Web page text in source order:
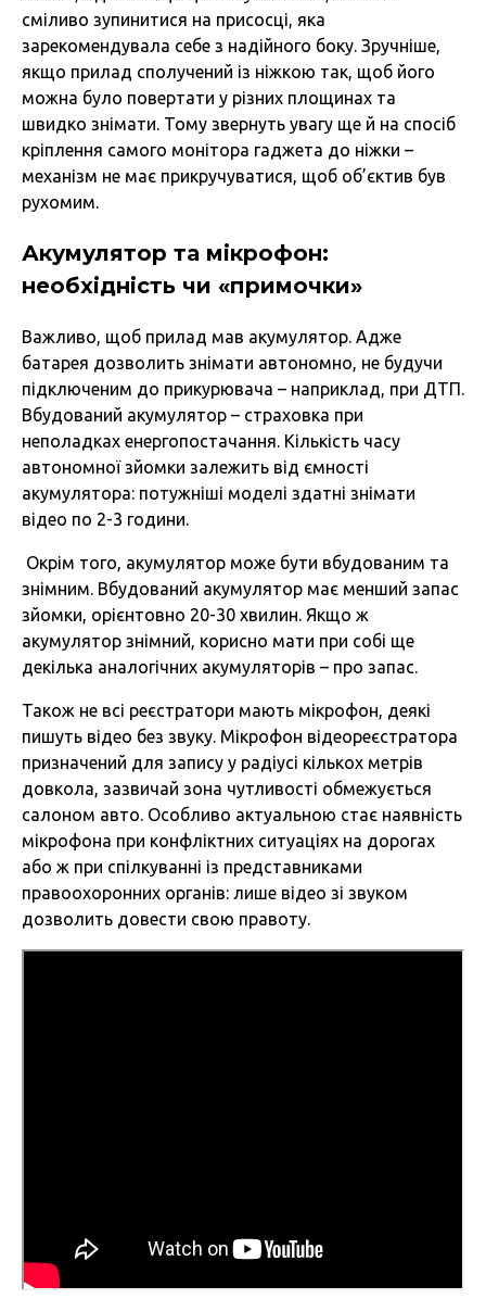
сміливо зупинитися на присосці, яка
зарекомендувала себе з надійного боку. Зручніше,
якщо прилад сполучений із ніжкою так, щоб його
можна було повертати у різних площинах та
швидко знімати. Тому звернуть увагу ще й на спосіб
кріплення самого монітора гаджета до ніжки –
механізм не має прикручуватися, щоб об’єктив був
рухомим.
Акумулятор та мікрофон:
необхідність чи «примочки»
Важливо, щоб прилад мав акумулятор. Адже
батарея дозволить знімати автономно, не будучи
підключеним до прикурювача – наприклад, при ДТП.
Вбудований акумулятор – страховка при
неполадках енергопостачання. Кількість часу
автономної зйомки залежить від ємності
акумулятора: потужніші моделі здатні знімати
відео по 2-3 години.
Окрім того, акумулятор може бути вбудованим та
знімним. Вбудований акумулятор має менший запас
зйомки, орієнтовно 20-30 хвилин. Якщо ж
акумулятор знімний, корисно мати при собі ще
декілька аналогічних акумуляторів – про запас.
Також не всі реєстратори мають мікрофон, деякі
пишуть відео без звуку. Мікрофон відеореєстратора
призначений для запису у радіусі кількох метрів
довкола, зазвичай зона чутливості обмежується
салоном авто. Особливо актуальною стає наявність
мікрофона при конфліктних ситуаціях на дорогах
або ж при спілкуванні із представниками
правоохоронних органів: лише відео зі звуком
дозволить довести свою правоту.